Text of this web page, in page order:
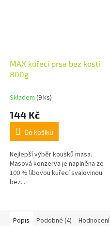
MAX kuřecí prsa bez kosti
800g
Skladem (9 ks)
144 Kč
Do košíku
Nejlepší výběr kousků masa.
Masová konzerva je naplněna ze
100 % libovou kuřecí svalovinou
bez...
Popis Podobné (4) Hodnocení